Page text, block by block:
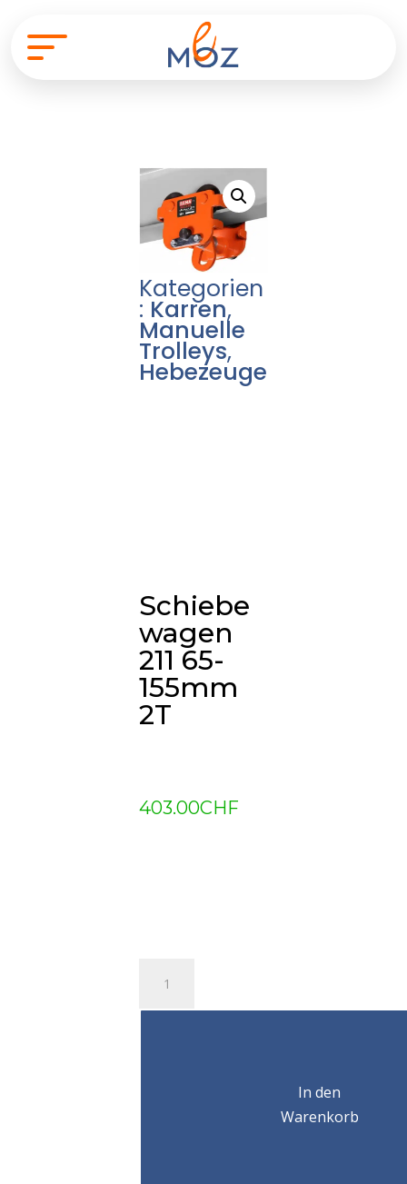
Kategorien
: Karren,
Manuelle
Trolleys,
Hebezeuge
Schiebe
wagen
211 65-
155mm
2T
403.00CHF
poussée
In den
Warenkorb